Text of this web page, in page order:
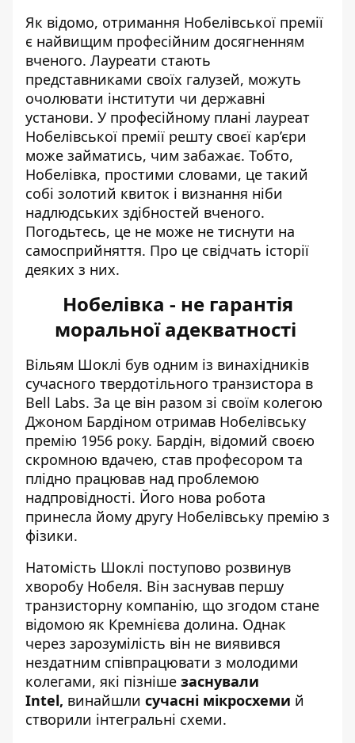
Як відомо, отримання Нобелівської премії
є найвищим професійним досягненням
вченого. Лауреати стають
представниками своїх галузей, можуть
очолювати інститути чи державні
установи. У професійному плані лауреат
Нобелівської премії решту своєї кар’єри
може займатись, чим забажає. Тобто,
Нобелівка, простими словами, це такий
собі золотий квиток і визнання ніби
надлюдських здібностей вченого.
Погодьтесь, це не може не тиснути на
самосприйняття. Про це свідчать історії
деяких з них.
Нобелівка - не гарантія
моральної адекватності
Вільям Шоклі був одним із винахідників
сучасного твердотільного транзистора в
Bell Labs. За це він разом зі своїм колегою
Джоном Бардіном отримав Нобелівську
премію 1956 року. Бардін, відомий своєю
скромною вдачею, став професором та
плідно працював над проблемою
надпровідності. Його нова робота
принесла йому другу Нобелівську премію з
фізики.
Натомість Шоклі поступово розвинув
хворобу Нобеля. Він заснував першу
транзисторну компанію, що згодом стане
відомою як Кремнієва долина. Однак
через зарозумілість він не виявився
нездатним співпрацювати з молодими
колегами, які пізніше заснували
Intel, винайшли сучасні мікросхеми й
створили інтегральні схеми.